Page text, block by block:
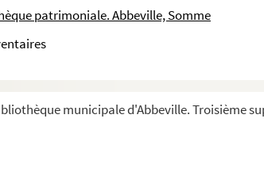
patrimoniale. Abbeville, Somme
municipale d'Abbeville. Troisième
d'actes et notes relatives à la maladrerie de Val de